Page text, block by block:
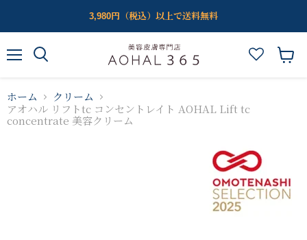
3,980円（税込）以上で送料無料
ー
ホーム クリーム
アオハル リフトtc コンセントレイト AOHAL Lift tc
concentrate 美容クリーム